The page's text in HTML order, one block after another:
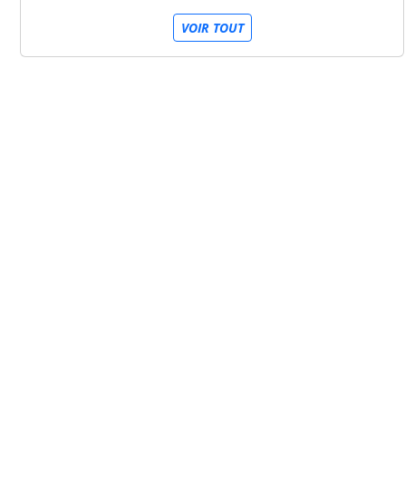
VOIR TOUT